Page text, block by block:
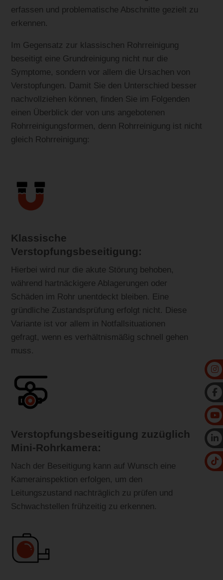
erfassen und problematische Abschnitte gezielt zu
erkennen.
Im Gegensatz zur klassischen Rohrreinigung
beseitigt eine Grundreinigung nicht nur die
Symptome, sondern vor allem die Ursachen von
Verstopfungen. Damit Sie den Unterschied besser
nachvollziehen können, finden Sie im Folgenden
einen Überblick der von uns angebotenen
Rohrreinigungsformen, denn Rohrreinigung ist nicht
gleich Rohrreinigung:
Klassische
Verstopfungsbeseitigung:
Hierbei wird nur die akute Störung behoben,
während hartnäckigere Ablagerungen oder
Schäden im Rohr unentdeckt bleiben. Eine
gründliche Zustandsprüfung erfolgt nicht. Diese
Variante ist vor allem in Notfallsituationen
gefragt, wenn es verhältnismäßig schnell gehen
muss.
Verstopfungsbeseitigung zuzüglich
Mini-Rohrkamera:
Nach der Beseitigung kann auf Wunsch eine
Kamerainspektion erfolgen, um den
Leitungszustand nachträglich zu prüfen und
Schwachstellen frühzeitig zu erkennen.